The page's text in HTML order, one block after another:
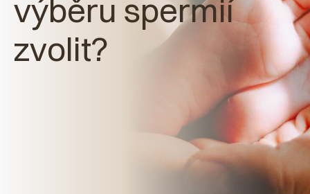
výběru spermií
zvolit?